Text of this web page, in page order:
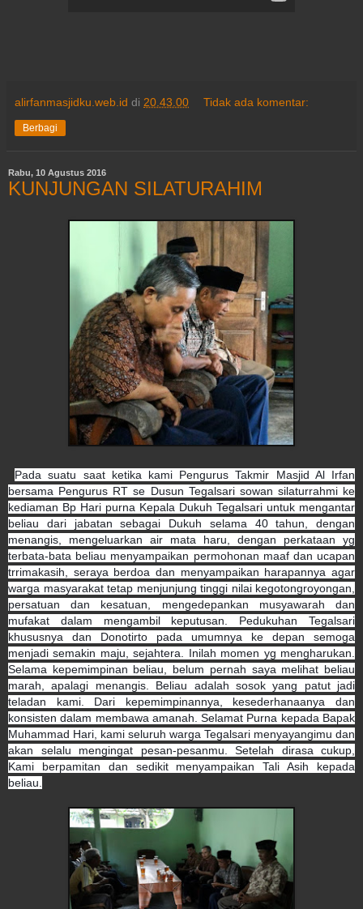
alirfanmasjidku.web.id di 20.43.00 Tidak ada komentar:
Berbagi
Rabu, 10 Agustus 2016
KUNJUNGAN SILATURAHIM
Pada suatu saat ketika kami Pengurus Takmir Masjid Al Irfan
bersama Pengurus RT se Dusun Tegalsari sowan silaturrahmi ke
kediaman Bp Hari purna Kepala Dukuh Tegalsari untuk mengantar
beliau dari jabatan sebagai Dukuh selama 40 tahun, dengan
menangis, mengeluarkan air mata haru, dengan perkataan yg
terbata-bata beliau menyampaikan permohonan maaf dan ucapan
trrimakasih, seraya berdoa dan menyampaikan harapannya agar
warga masyarakat tetap menjunjung tinggi nilai kegotongroyongan,
persatuan dan kesatuan, mengedepankan musyawarah dan
mufakat dalam mengambil keputusan. Pedukuhan Tegalsari
khususnya dan Donotirto pada umumnya ke depan semoga
menjadi semakin maju, sejahtera. Inilah momen yg mengharukan.
Selama kepemimpinan beliau, belum pernah saya melihat beliau
marah, apalagi menangis. Beliau adalah sosok yang patut jadi
teladan kami. Dari kepemimpinannya, kesederhanaanya dan
konsisten dalam membawa amanah. Selamat Purna kepada Bapak
Muhammad Hari, kami seluruh warga Tegalsari menyayangimu dan
akan selalu mengingat pesan-pesanmu. Setelah dirasa cukup,
Kami berpamitan dan sedikit menyampaikan Tali Asih kepada
beliau.